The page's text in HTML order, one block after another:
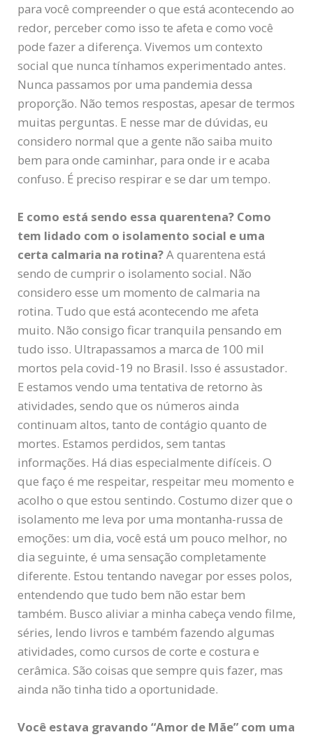
para você compreender o que está acontecendo ao
redor, perceber como isso te afeta e como você
pode fazer a diferença. Vivemos um contexto
social que nunca tínhamos experimentado antes.
Nunca passamos por uma pandemia dessa
proporção. Não temos respostas, apesar de termos
muitas perguntas. E nesse mar de dúvidas, eu
considero normal que a gente não saiba muito
bem para onde caminhar, para onde ir e acaba
confuso. É preciso respirar e se dar um tempo.
E como está sendo essa quarentena? Como
tem lidado com o isolamento social e uma
certa calmaria na rotina?A quarentena está
sendo de cumprir o isolamento social. Não
considero esse um momento de calmaria na
rotina. Tudo que está acontecendo me afeta
muito. Não consigo ficar tranquila pensando em
tudo isso. Ultrapassamos a marca de 100 mil
mortos pela covid-19 no Brasil. Isso é assustador.
E estamos vendo uma tentativa de retorno às
atividades, sendo que os números ainda
continuam altos, tanto de contágio quanto de
mortes. Estamos perdidos, sem tantas
informações. Há dias especialmente difíceis. O
que faço é me respeitar, respeitar meu momento e
acolho o que estou sentindo. Costumo dizer que o
isolamento me leva por uma montanha-russa de
emoções: um dia, você está um pouco melhor, no
dia seguinte, é uma sensação completamente
diferente. Estou tentando navegar por esses polos,
entendendo que tudo bem não estar bem
também. Busco aliviar a minha cabeça vendo filme,
séries, lendo livros e também fazendo algumas
atividades, como cursos de corte e costura e
cerâmica. São coisas que sempre quis fazer, mas
ainda não tinha tido a oportunidade.
Você estava gravando “Amor de Mãe” com uma